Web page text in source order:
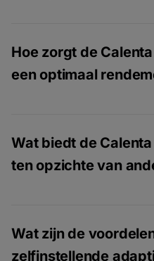
Hoe zorgt de
een optimaal
het diep modulerende
zeer diepe modulatie
extreem rustig en schoon
optimale afstelling,
stabiele schone
Wat biedt de
ten opzichte van
componenten en slimme
prestaties. Dat resulteert
Wat zijn de
zelfinstellende